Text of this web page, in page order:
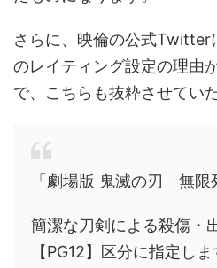
さらに、映倫の公式Twitter
のレイティング設定の理由
で、こちらも抜粋させてい
「劇場版 鬼滅の刃 無限
簡潔な刀剣による殺傷・
【PG12】区分に指定し